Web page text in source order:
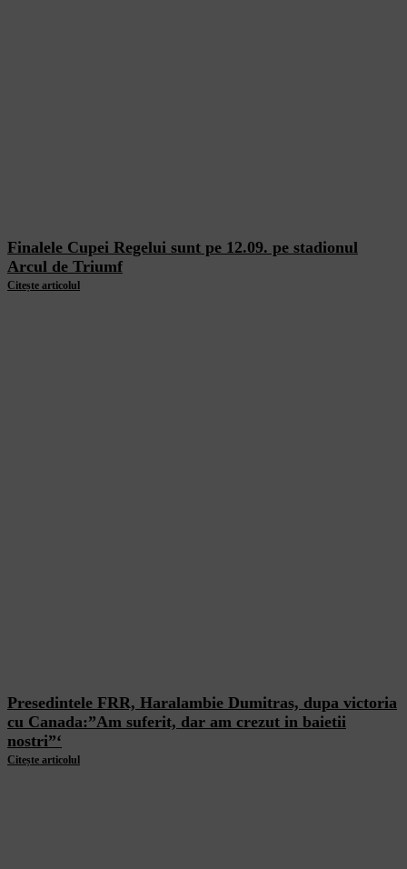
Finalele Cupei Regelui sunt pe 12.09. pe stadionul
Arcul de Triumf
Citește articolul
Presedintele FRR, Haralambie Dumitras, dupa victoria
cu Canada:”Am suferit, dar am crezut in baietii
nostri”‘
Citește articolul